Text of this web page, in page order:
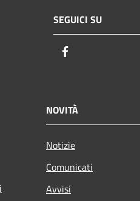
SEGUICI SU
NOVITÀ
Notizie
Comunicati
Avvisi